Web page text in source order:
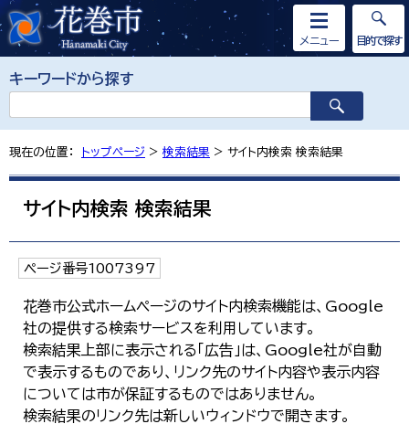
キーワードから探す
メニュー 目的で探す
現在の位置： トップページ > 検索結果 > サイト内検索 検索結果
サイト内検索 検索結果
ページ番号1007397
花巻市公式ホームページのサイト内検索機能は、Google
社の提供する検索サービスを利用しています。
検索結果上部に表示される「広告」は、Google社が自動
で表示するものであり、リンク先のサイト内容や表示内容
については市が保証するものではありません。
検索結果のリンク先は新しいウィンドウで開きます。